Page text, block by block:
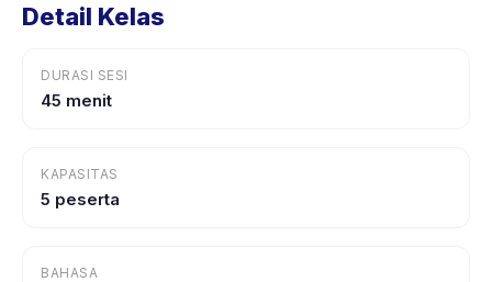
Detail Kelas
DURASI SESI
45 menit
KAPASITAS
5 peserta
BAHASA